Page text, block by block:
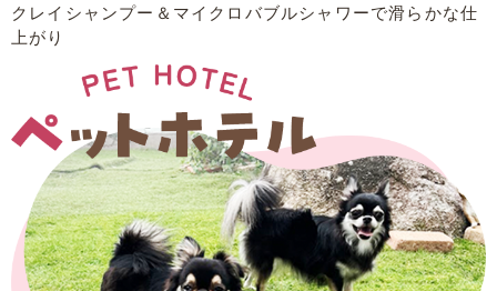
クレイシャンプー＆マイクロバブルシャワーで滑らかな仕
上がり